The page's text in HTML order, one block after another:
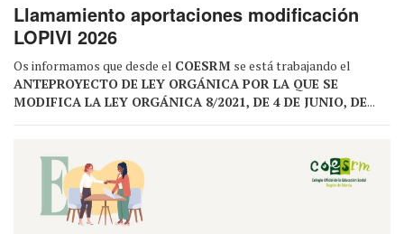
Llamamiento aportaciones modificación
LOPIVI 2026
Os informamos que desde el COESRM se está trabajando el
ANTEPROYECTO DE LEY ORGÁNICA POR LA QUE SE
MODIFICA LA LEY ORGÁNICA 8/2021, DE 4 DE JUNIO, DE...